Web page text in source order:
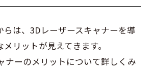
らは、3Dレーザースキャナーを導
リットが見えてきます。
ナーのメリットについて詳しくみ